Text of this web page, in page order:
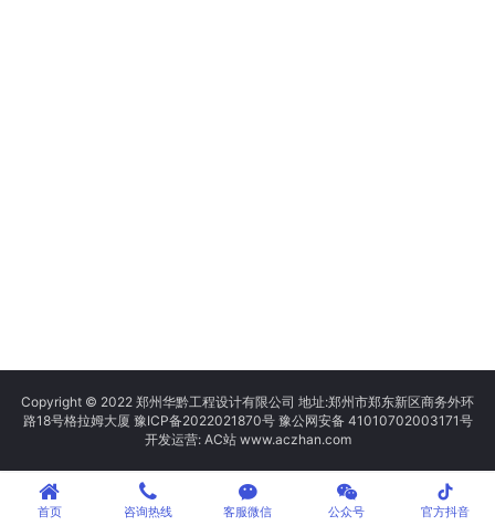
Copyright © 2022 郑州华黔工程设计有限公司 地址:郑州市郑东新区商务外环
路18号格拉姆大厦 豫ICP备2022021870号 豫公网安备 41010702003171号
开发运营: AC站 www.aczhan.com
首页 咨询热线 客服微信 公众号
tiktok
官方抖音